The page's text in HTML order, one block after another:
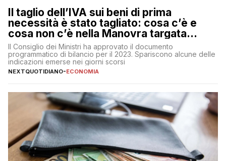
Il taglio dell’IVA sui beni di prima
necessità è stato tagliato: cosa c’è e
cosa non c’è nella Manovra targata
Meloni
Il Consiglio dei Ministri ha approvato il documento
programmatico di bilancio per il 2023. Spariscono alcune delle
indicazioni emerse nei giorni scorsi
NEXTQUOTIDIANO-ECONOMIA